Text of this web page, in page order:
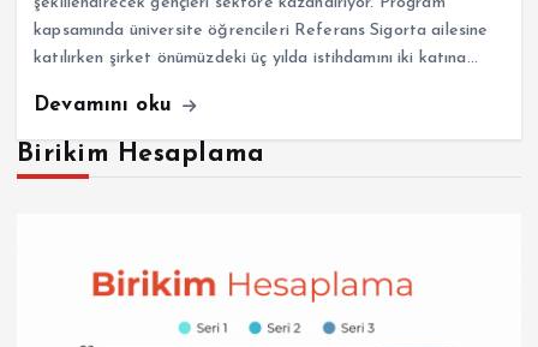
kapsamında üniversite öğrencileri Referans Sigorta ailesine
katılırken şirket önümüzdeki üç yılda istihdamını iki katına…
Devamını oku
Birikim Hesaplama